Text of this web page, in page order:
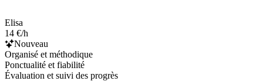
Elisa
14 €/h
Nouveau
Organisé et méthodique
Ponctualité et fiabilité
Évaluation et suivi des progrès